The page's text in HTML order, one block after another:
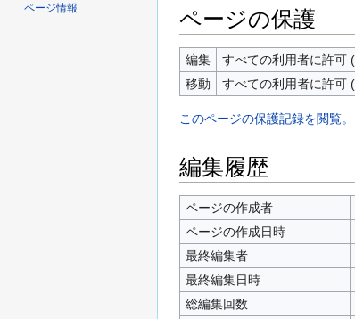
ページの保護
編集
すべての利用者に許可
移動
すべての利用者に許可
このページの保護記録を閲覧。
編集履歴
ページの作成者
ページの作成日時
最終編集者
最終編集日時
総編集回数
ページ情報